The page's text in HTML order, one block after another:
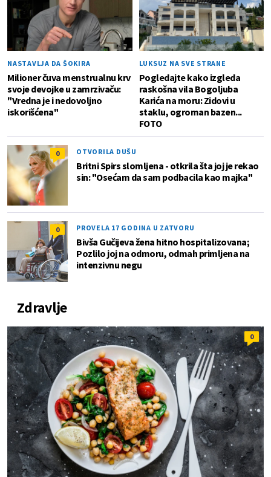
NASTAVLJA DA ŠOKIRA
Milioner čuva menstrualnu krv
svoje devojke u zamrzivaču:
"Vredna je i nedovoljno
iskorišćena"
LUKSUZ NA SVE STRANE
Pogledajte kako izgleda
raskošna vila Bogoljuba
Karića na moru: Zidovi u
staklu, ogroman bazen...
FOTO
0 OTVORILA DUŠU
Britni Spirs slomljena - otkrila šta joj je rekao
sin: "Osećam da sam podbacila kao majka"
0 PROVELA 17 GODINA U ZATVORU
Bivša Gučijeva žena hitno hospitalizovana;
Pozlilo joj na odmoru, odmah primljena na
intenzivnu negu
Zdravlje
0